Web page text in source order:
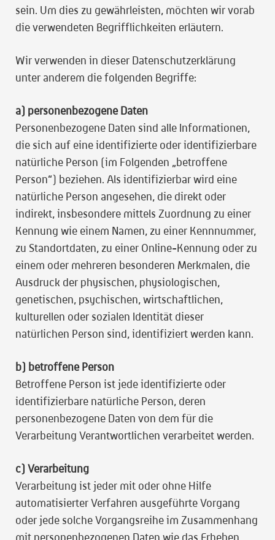
sein. Um dies zu gewährleisten, möchten wir vorab
die verwendeten Begrifflichkeiten erläutern.
Wir verwenden in dieser Datenschutzerklärung
unter anderem die folgenden Begriffe:
a) personenbezogene Daten
Personenbezogene Daten sind alle Informationen,
die sich auf eine identifizierte oder identifizierbare
natürliche Person (im Folgenden „betroffene
Person“) beziehen. Als identifizierbar wird eine
natürliche Person angesehen, die direkt oder
indirekt, insbesondere mittels Zuordnung zu einer
Kennung wie einem Namen, zu einer Kennnummer,
zu Standortdaten, zu einer Online-Kennung oder zu
einem oder mehreren besonderen Merkmalen, die
Ausdruck der physischen, physiologischen,
genetischen, psychischen, wirtschaftlichen,
kulturellen oder sozialen Identität dieser
natürlichen Person sind, identifiziert werden kann.
b) betroffene Person
Betroffene Person ist jede identifizierte oder
identifizierbare natürliche Person, deren
personenbezogene Daten von dem für die
Verarbeitung Verantwortlichen verarbeitet werden.
c) Verarbeitung
Verarbeitung ist jeder mit oder ohne Hilfe
automatisierter Verfahren ausgeführte Vorgang
oder jede solche Vorgangsreihe im Zusammenhang
mit personenbezogenen Daten wie das Erheben,